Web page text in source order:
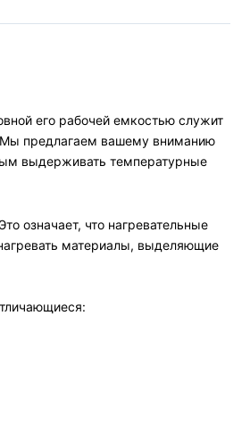
его рабочей емкостью служит
Мы предлагаем вашему вниманию
выдерживать температурные
означает, что нагревательные
материалы, выделяющие